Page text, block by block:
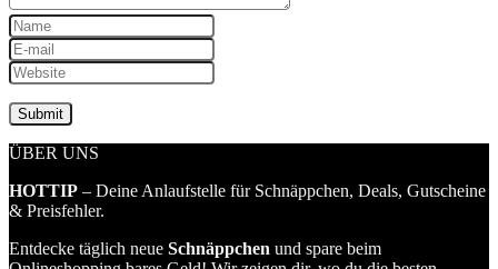
ÜBER UNS
HOTTIP – Deine Anlaufstelle für Schnäppchen, Deals, Gutscheine
& Preisfehler.
Entdecke täglich neue Schnäppchen und spare beim